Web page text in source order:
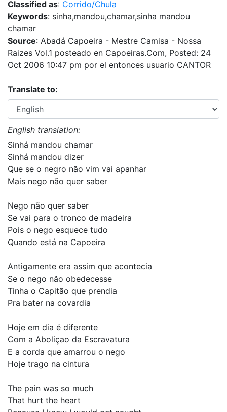
Classified as: Corrido/Chula
Keywords: sinha,mandou,chamar,sinha mandou
chamar
Source: Abadá Capoeira - Mestre Camisa - Nossa
Raizes Vol.1 posteado en Capoeiras.Com, Posted: 24
Oct 2006 10:47 pm por el entonces usuario CANTOR
Translate to:
English translation:
Sinhá mandou chamar
Sinhá mandou dizer
Que se o negro não vim vai apanhar
Mais nego não quer saber
Nego não quer saber
Se vai para o tronco de madeira
Pois o nego esquece tudo
Quando está na Capoeira
Antigamente era assim que acontecia
Se o nego não obedecesse
Tinha o Capitão que prendia
Pra bater na covardia
Hoje em dia é diferente
Com a Aboliçao da Escravatura
E a corda que amarrou o nego
Hoje trago na cintura
The pain was so much
That hurt the heart